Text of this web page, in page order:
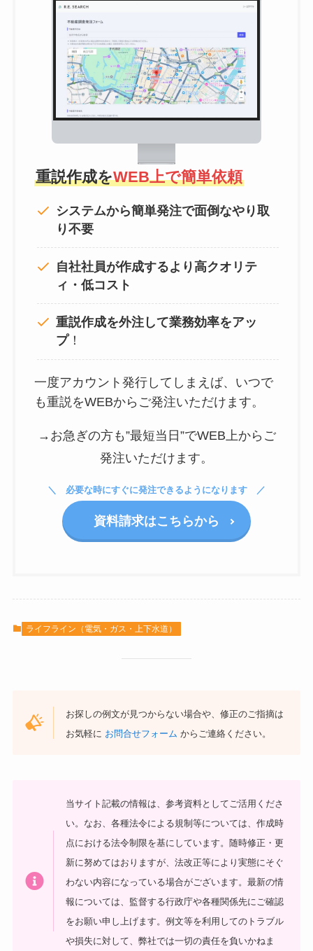
重説作成をWEB上で簡単依頼
システムから簡単発注で面倒なやり取
り不要
自社社員が作成するより高クオリテ
ィ・低コスト
重説作成を外注して業務効率をアッ
プ！
一度アカウント発行してしまえば、いつで
も重説をWEBからご発注いただけます。
→お急ぎの方も”最短当日”でWEB上からご
発注いただけます。
必要な時にすぐに発注できるようになります
資料請求はこちらから
ライフライン（電気・ガス・上下水道）
お探しの例文が見つからない場合や、修正のご指摘は
お気軽に お問合せフォーム からご連絡ください。
当サイト記載の情報は、参考資料としてご活用くださ
い。 なお、各種法令による規制等については、作成時
点における法令制限を基にしています。随時修正・更
新に努めてはおりますが、法改正等により実態にそぐ
わない内容になっている場合がございます。最新の情
報については、監督する行政庁や各種関係先にご確認
をお願い申し上げます。例文等を利用してのトラブル
や損失に対して、弊社では一切の責任を負いかねま